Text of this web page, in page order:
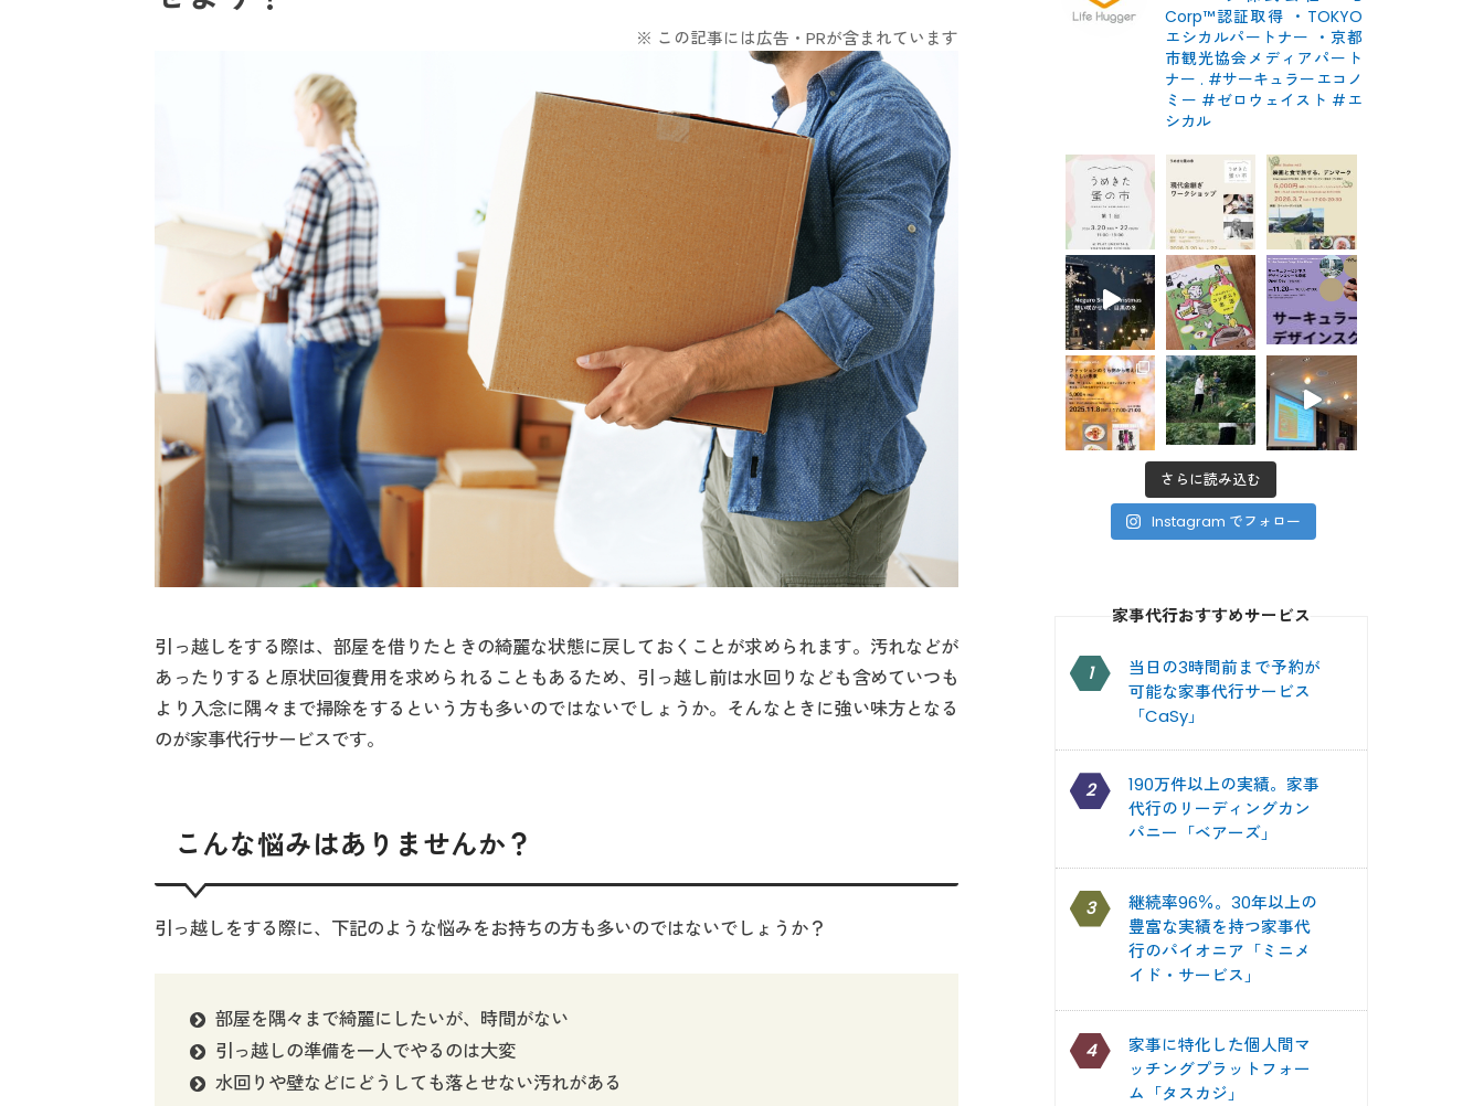
※ この記事には広告・PRが含まれています
引っ越しをする際は、部屋を借りたときの綺麗な状態に戻しておくことが求められます。汚れなどが
あったりすると原状回復費用を求められることもあるため、引っ越し前は水回りなども含めていつも
より入念に隅々まで掃除をするという方も多いのではないでしょうか。そんなときに強い味方となる
のが家事代行サービスです。
こんな悩みはありませんか？
引っ越しをする際に、下記のような悩みをお持ちの方も多いのではないでしょうか？
部屋を隅々まで綺麗にしたいが、時間がない
引っ越しの準備を一人でやるのは大変
水回りや壁などにどうしても落とせない汚れがある
Corp™認証取得 ・TOKYO
エシカルパートナー ・京都
市観光協会メディアパート
ナー . #サーキュラーエコノ
ミー #ゼロウェイスト #エ
シカル
さらに読み込む
Instagram でフォロー
家事代行おすすめサービス
1
当日の3時間前まで予約が
可能な家事代行サービス
「CaSy」
2
190万件以上の実績。家事
代行のリーディングカン
パニー「ベアーズ」
3
継続率96％。30年以上の
豊富な実績を持つ家事代
行のパイオニア「ミニメ
イド・サービス」
4
家事に特化した個人間マ
ッチングプラットフォー
ム「タスカジ」